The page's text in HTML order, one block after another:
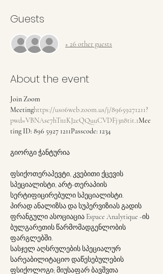
Guests
+ 26 other guests
About the event
Join Zoom
Meetinghttps://us06web.zoom.us/j/89659271211?
pwd=VBNAse7hTn1KJ2eQQuuCVDFj3n8tit.1Mee
ting ID: 896 5927 1211Passcode: 1234
ფსიქოთერაპევტი, კვებითი ქცევის
სპეციალისტი, არტ-თერაპიის
სერტიფიცირებული სპეციალისტი.
პირად ანალიზსა და სუპერვიზიას გადის
ფრანგული ასოციაცია Espace Analytique -ის
ბულგარეთის წარმომადგენლობის
ფარგლებში.
სასჯელ აღსრულების სპეციალურ
სარეაბილიტაციო დაწესებულების
ფსიქოლოგი; მიუსაფარ ბავშვთა